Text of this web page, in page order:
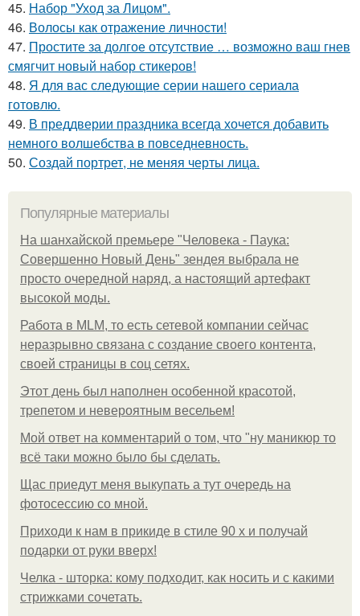
45. Набор "Уход за Лицом".
46. Волосы как отражение личности!
47. Простите за долгое отсутствие … возможно ваш гнев
смягчит новый набор стикеров!
48. Я для вас следующие серии нашего сериала
готовлю.
49. В преддверии праздника всегда хочется добавить
немного волшебства в повседневность.
50. Создай портрет, не меняя черты лица.
Популярные материалы
На шанхайской премьере "Человека - Паука:
Совершенно Новый День" зендея выбрала не
просто очередной наряд, а настоящий артефакт
высокой моды.
Работа в MLM, то есть сетевой компании сейчас
неразрывно связана с создание своего контента,
своей страницы в соц сетях.
Этот день был наполнен особенной красотой,
трепетом и невероятным весельем!
Мой ответ на комментарий о том, что "ну маникюр то
всё таки можно было бы сделать.
Щас приедут меня выкупать а тут очередь на
фотосессию со мной.
Приходи к нам в прикиде в стиле 90 х и получай
подарки от руки вверх!
Челка - шторка: кому подходит, как носить и с какими
стрижками сочетать.